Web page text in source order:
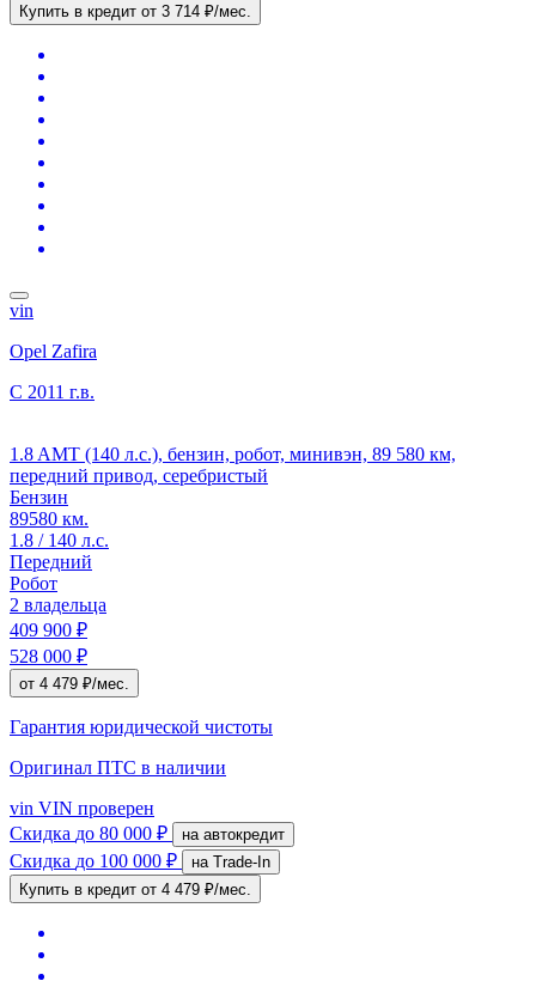
Купить в кредит от 3 714 ₽/мес.
vin
Opel Zafira
C 2011 г.в.
1.8 AMT (140 л.с.), бензин, робот, минивэн, 89 580 км,
передний привод, серебристый
Бензин
89580 км.
1.8 / 140 л.с.
Передний
Робот
2 владельца
409 900 ₽
528 000 ₽
от 4 479 ₽/мес.
Гарантия юридической чистоты
Оригинал ПТС в наличии
vin VIN проверен
Скидка до 80 000 ₽ на автокредит
Скидка до 100 000 ₽
на Trade-In
Купить в кредит от 4 479 ₽/мес.